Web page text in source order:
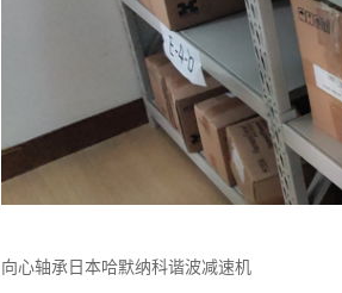
向心轴承日本哈默纳科谐波减速机